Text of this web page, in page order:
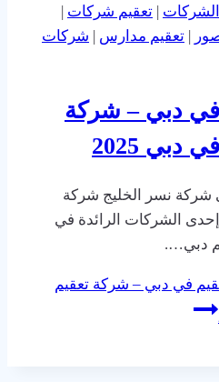
تعقيم شركات
تعقيم مدارس
شركات
دبي – شركة
2025
شركة نسر الخليج شركة
الشركات الرائدة في
دبي….
في دبي – شركة تعقيم